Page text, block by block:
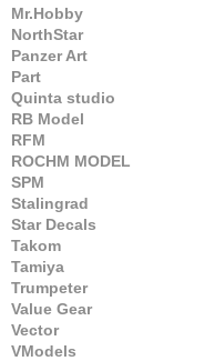
Mr.Hobby
NorthStar
Panzer Art
Part
Quinta studio
RB Model
RFM
ROCHM MODEL
SPM
Stalingrad
Star Decals
Takom
Tamiya
Trumpeter
Value Gear
Vector
VModels